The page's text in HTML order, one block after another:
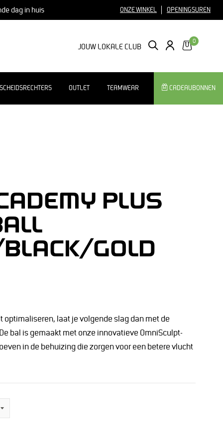
dag in huis ONZE WINKEL OPENINGSUREN
JOUW LOKALE CLUB ZOEKEN LOGIN
0
SCHEIDSRECHTERS OUTLET TEAMWEAR CADEAUBONNEN
PLUS
GOLD
optimaliseren, laat je volgende slag dan met de
bal is gemaakt met onze innovatieve OmniSculpt-
in de behuizing die zorgen voor een betere vlucht